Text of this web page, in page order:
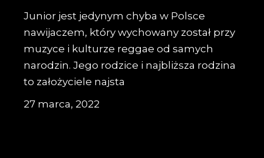
Junior jest jedynym chyba w Polsce
nawijaczem, który wychowany został przy
muzyce i kulturze reggae od samych
narodzin. Jego rodzice i najbliższa rodzina
to założyciele najsta
27 marca, 2022